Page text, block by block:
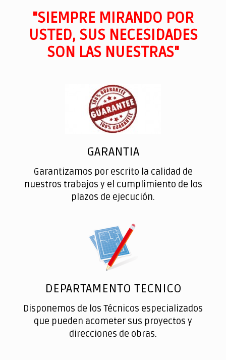
"SIEMPRE MIRANDO POR
USTED, SUS NECESIDADES
SON LAS NUESTRAS"
GARANTIA
Garantizamos por escrito la calidad de
nuestros trabajos y el cumplimiento de los
plazos de ejecución.
DEPARTAMENTO TECNICO
Disponemos de los Técnicos especializados
que pueden acometer sus proyectos y
direcciones de obras.